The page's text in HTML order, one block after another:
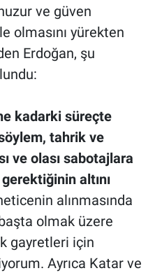
ve güven
olmasını yürekten
Erdoğan, şu
kadarki süreçte
tahrik ve
ve olası sabotajlara
altını
alınmasında
olmak üzere
gayretleri için
Ayrıca Katar ve